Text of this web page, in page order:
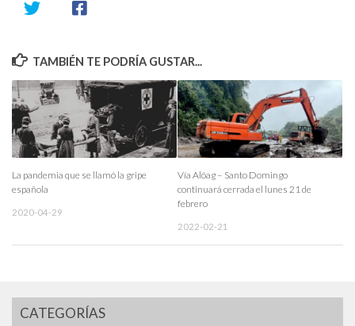
TAMBIÉN TE PODRÍA GUSTAR...
La pandemia que se llamó la gripe
española
2020-04-29
Vía Alóag – Santo Domingo
continuará cerrada el lunes 21 de
febrero
2022-02-21
CATEGORÍAS